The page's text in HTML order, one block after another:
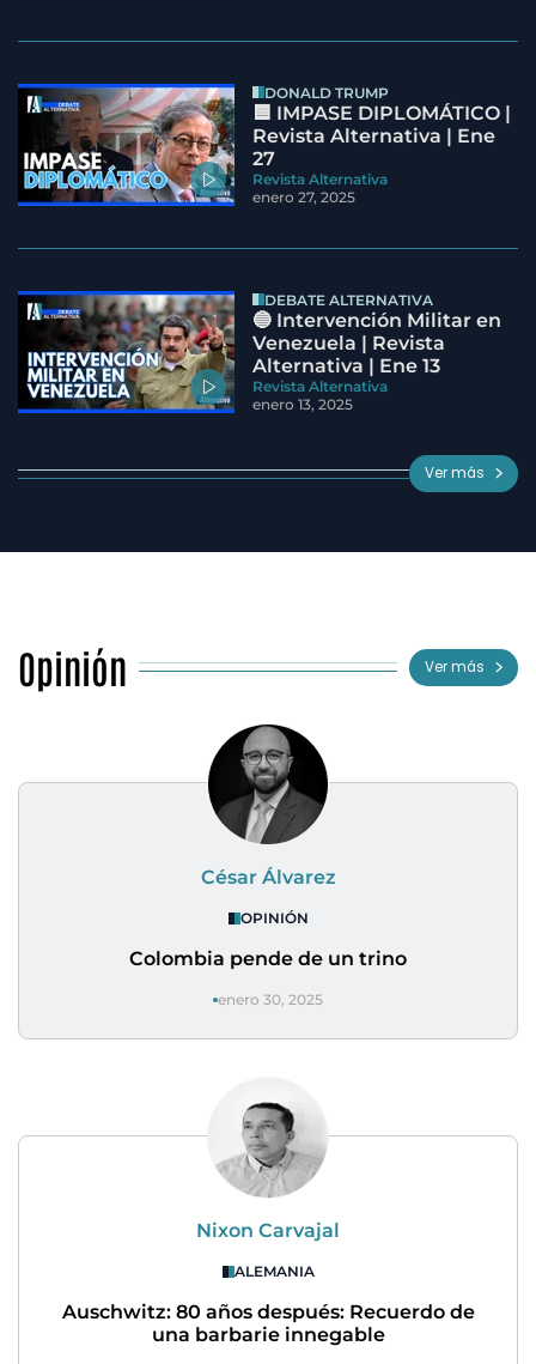
DONALD TRUMP
🟦 IMPASE DIPLOMÁTICO |
Revista Alternativa | Ene
27
Revista Alternativa
enero 27, 2025
DEBATE ALTERNATIVA
🔵 Intervención Militar en
Venezuela | Revista
Alternativa | Ene 13
Revista Alternativa
enero 13, 2025
Ver más
Opinión Ver más
César Álvarez
OPINIÓN
Colombia pende de un trino
enero 30, 2025
Nixon Carvajal
ALEMANIA
Auschwitz: 80 años después: Recuerdo de
una barbarie innegable